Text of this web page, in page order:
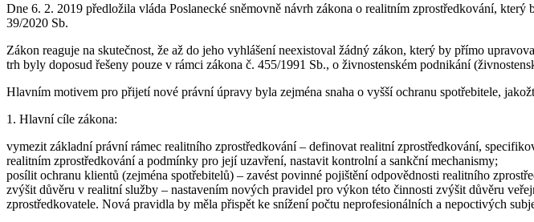
Dne 6. 2. 2019 předložila vláda Poslanecké sněmovně návrh zákona o realitním zprostředkování,
39/2020 Sb.
Zákon reaguje na skutečnost, že až do jeho vyhlášení neexistoval žádný zákon, který by přímo
trh byly doposud řešeny pouze v rámci zákona č. 455/1991 Sb., o živnostenském podnikání
Hlavním motivem pro přijetí nové právní úpravy byla zejména snaha o vyšší ochranu spotřebitele,
1. Hlavní cíle zákona:
vymezit základní právní rámec realitního zprostředkování – definovat realitní zprostředkování,
realitním zprostředkování a podmínky pro její uzavření, nastavit kontrolní a sankční mechanismy;
posílit ochranu klientů (zejména spotřebitelů) – zavést povinné pojištění odpovědnosti realitního
zvýšit důvěru v realitní služby – nastavením nových pravidel pro výkon této činnosti zvýšit důvěru
zprostředkovatele. Nová pravidla by měla přispět ke snížení počtu neprofesionálních a nepoctivých